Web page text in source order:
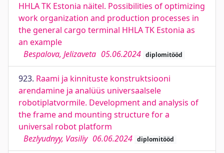
HHLA TK Estonia näitel. Possibilities of optimizing
work organization and production processes in
the general cargo terminal HHLA TK Estonia as
an example
Bespalova, Jelizaveta 05.06.2024 diplomitööd
923. Raami ja kinnituste konstruktsiooni
arendamine ja analüüs universaalsele
robotiplatvormile. Development and analysis of
the frame and mounting structure for a
universal robot platform
Bezlyudnyy, Vasiliy 06.06.2024 diplomitööd